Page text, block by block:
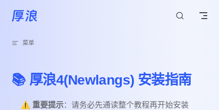
跳转到内容
菜单
📚 厚浪4(Newlangs) 安装指南
⚠️ 重要提示：请务必先通读整个教程再开始安装